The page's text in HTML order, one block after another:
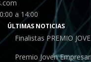
a 14:00
ÚLTIMAS NOTICIAS
Finalistas PREMIO
Premio Joven